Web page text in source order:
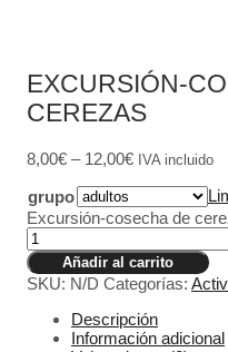
EXCURSIÓN-
CEREZAS
8,00€ – 12,00€ IVA incluido
grupo
Excursión-cosecha de
Añadir al carrito
SKU: N/D Categorías:
Descripción
Información adicional